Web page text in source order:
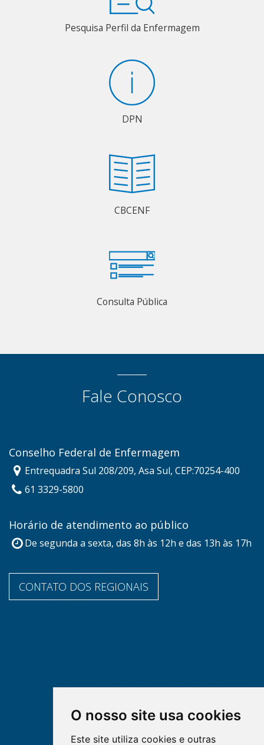
O nosso site usa cookies
Este site utiliza cookies e outras
Pesquisa Perfil da Enfermagem
DPN
CBCENF
Consulta Pública
Fale Conosco
Conselho Federal de Enfermagem
Entrequadra Sul 208/209, Asa Sul, CEP:70254-400
61 3329-5800
Horário de atendimento ao público
De segunda a sexta, das 8h às 12h e das 13h às 17h
CONTATO DOS REGIONAIS